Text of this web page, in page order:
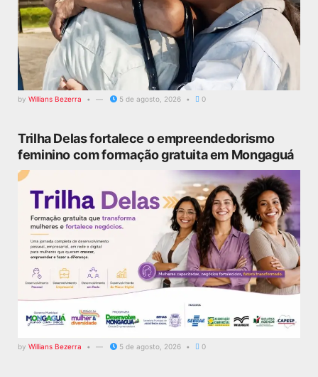
by Willians Bezerra 5 de agosto, 2026 0
Trilha Delas fortalece o empreendedorismo
feminino com formação gratuita em Mongaguá
by Willians Bezerra 5 de agosto, 2026 0